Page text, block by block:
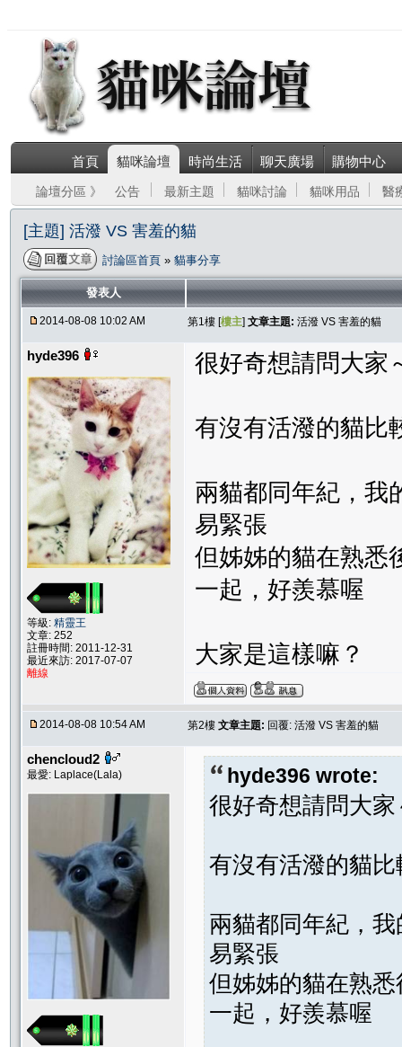
首頁 貓咪論壇 時尚生活 聊天廣場 購物中心
論壇分區 》 公告 最新主題 貓咪討論 貓咪用品 醫
[主題] 活潑 VS 害羞的貓
討論區首頁 » 貓事分享
發表人
2014-08-08 10:02 AM 第1樓 [樓主] 文章主題: 活潑 VS 害羞的貓
hyde396
等級: 精靈王
文章: 252
註冊時間: 2011-12-31
最近來訪: 2017-07-07
離線
很好奇想請問大家
有沒有活潑的貓比
兩貓都同年紀，我
易緊張
但姊姊的貓在熟悉
一起，好羨慕喔
大家是這樣嘛？
2014-08-08 10:54 AM 第2樓 文章主題: 回覆: 活潑 VS 害羞的貓
chencloud2
最愛: Laplace(Lala) hyde396 wrote:
很好奇想請問大家
有沒有活潑的貓
兩貓都同年紀，
易緊張
但姊姊的貓在熟
一起，好羨慕喔